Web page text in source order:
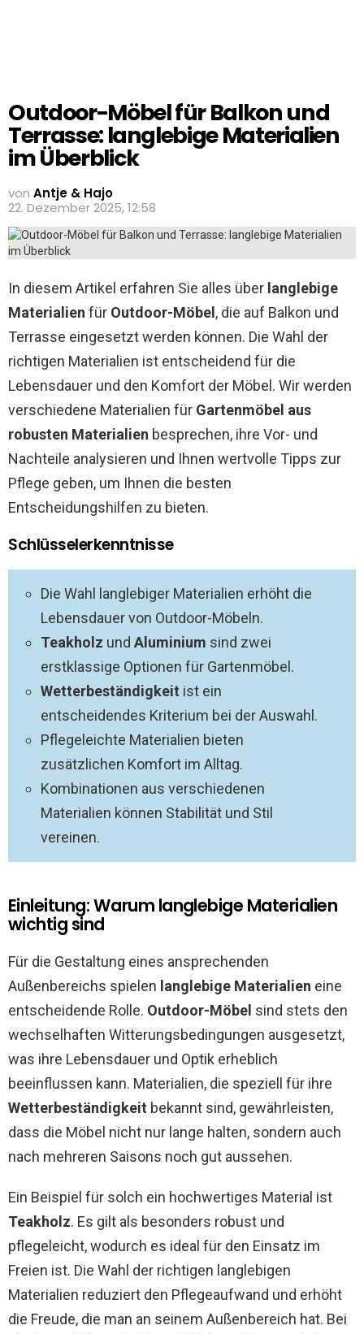
Outdoor-Möbel für Balkon und
Terrasse: langlebige Materialien
im Überblick
von Antje & Hajo
22. Dezember 2025, 12:58
In diesem Artikel erfahren Sie alles über langlebige
Materialien für Outdoor-Möbel , die auf Balkon und
Terrasse eingesetzt werden können. Die Wahl der
richtigen Materialien ist entscheidend für die
Lebensdauer und den Komfort der Möbel. Wir werden
verschiedene Materialien für Gartenmöbel aus
robusten Materialien besprechen, ihre Vor- und
Nachteile analysieren und Ihnen wertvolle Tipps zur
Pflege geben, um Ihnen die besten
Entscheidungshilfen zu bieten.
Schlüsselerkenntnisse
Die Wahl langlebiger Materialien erhöht die
Lebensdauer von Outdoor-Möbeln.
Teakholz und Aluminium sind zwei
erstklassige Optionen für Gartenmöbel.
Wetterbeständigkeit ist ein
entscheidendes Kriterium bei der Auswahl.
Pflegeleichte Materialien bieten
zusätzlichen Komfort im Alltag.
Kombinationen aus verschiedenen
Materialien können Stabilität und Stil
vereinen.
Einleitung: Warum langlebige Materialien
wichtig sind
Für die Gestaltung eines ansprechenden
Außenbereichs spielen langlebige Materialien eine
entscheidende Rolle. Outdoor-Möbel sind stets den
wechselhaften Witterungsbedingungen ausgesetzt,
was ihre Lebensdauer und Optik erheblich
beeinflussen kann. Materialien, die speziell für ihre
Wetterbeständigkeit bekannt sind, gewährleisten,
dass die Möbel nicht nur lange halten, sondern auch
nach mehreren Saisons noch gut aussehen.
Ein Beispiel für solch ein hochwertiges Material ist
Teakholz. Es gilt als besonders robust und
pflegeleicht, wodurch es ideal für den Einsatz im
Freien ist. Die Wahl der richtigen langlebigen
Materialien reduziert den Pflegeaufwand und erhöht
die Freude, die man an seinem Außenbereich hat. Bei